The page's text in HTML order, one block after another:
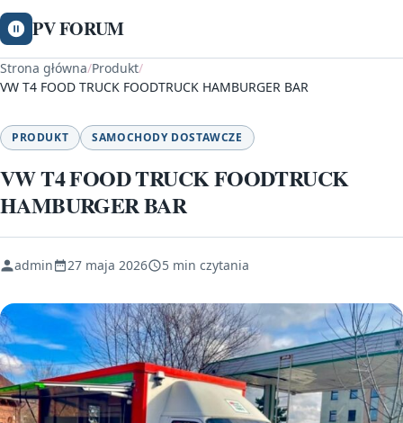
PV FORUM
Strona główna/Produkt/
VW T4 FOOD TRUCK FOODTRUCK HAMBURGER BAR
PRODUKT SAMOCHODY DOSTAWCZE
VW T4 FOOD TRUCK FOODTRUCK
HAMBURGER BAR
admin 27 maja 2026 5 min czytania